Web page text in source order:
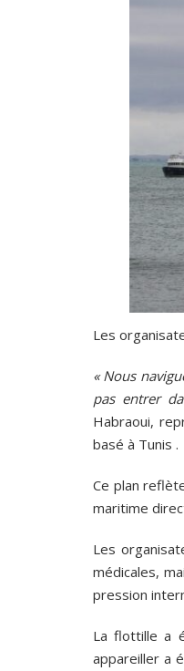
Les
« Nous
pas entrer
Habraoui,
basé à Tunis .
Ce plan
maritime
Les
médicales,
pression
La flottille a
appareiller a